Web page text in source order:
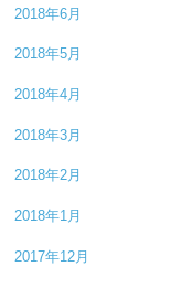
2018年6月
2018年5月
2018年4月
2018年3月
2018年2月
2018年1月
2017年12月